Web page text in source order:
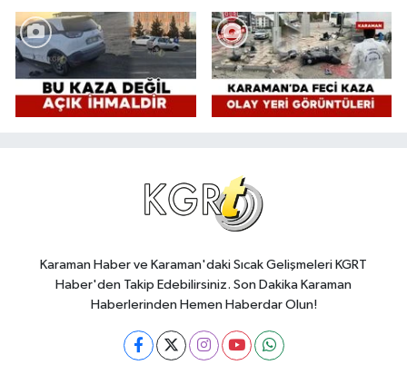
Karaman Haber ve Karaman'daki Sıcak Gelişmeleri KGRT
Haber'den Takip Edebilirsiniz. Son Dakika Karaman
Haberlerinden Hemen Haberdar Olun!